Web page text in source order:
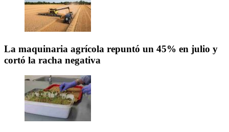
La maquinaria agrícola repuntó un 45% en julio y
cortó la racha negativa